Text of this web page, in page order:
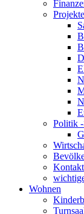
Politik
Wohnen